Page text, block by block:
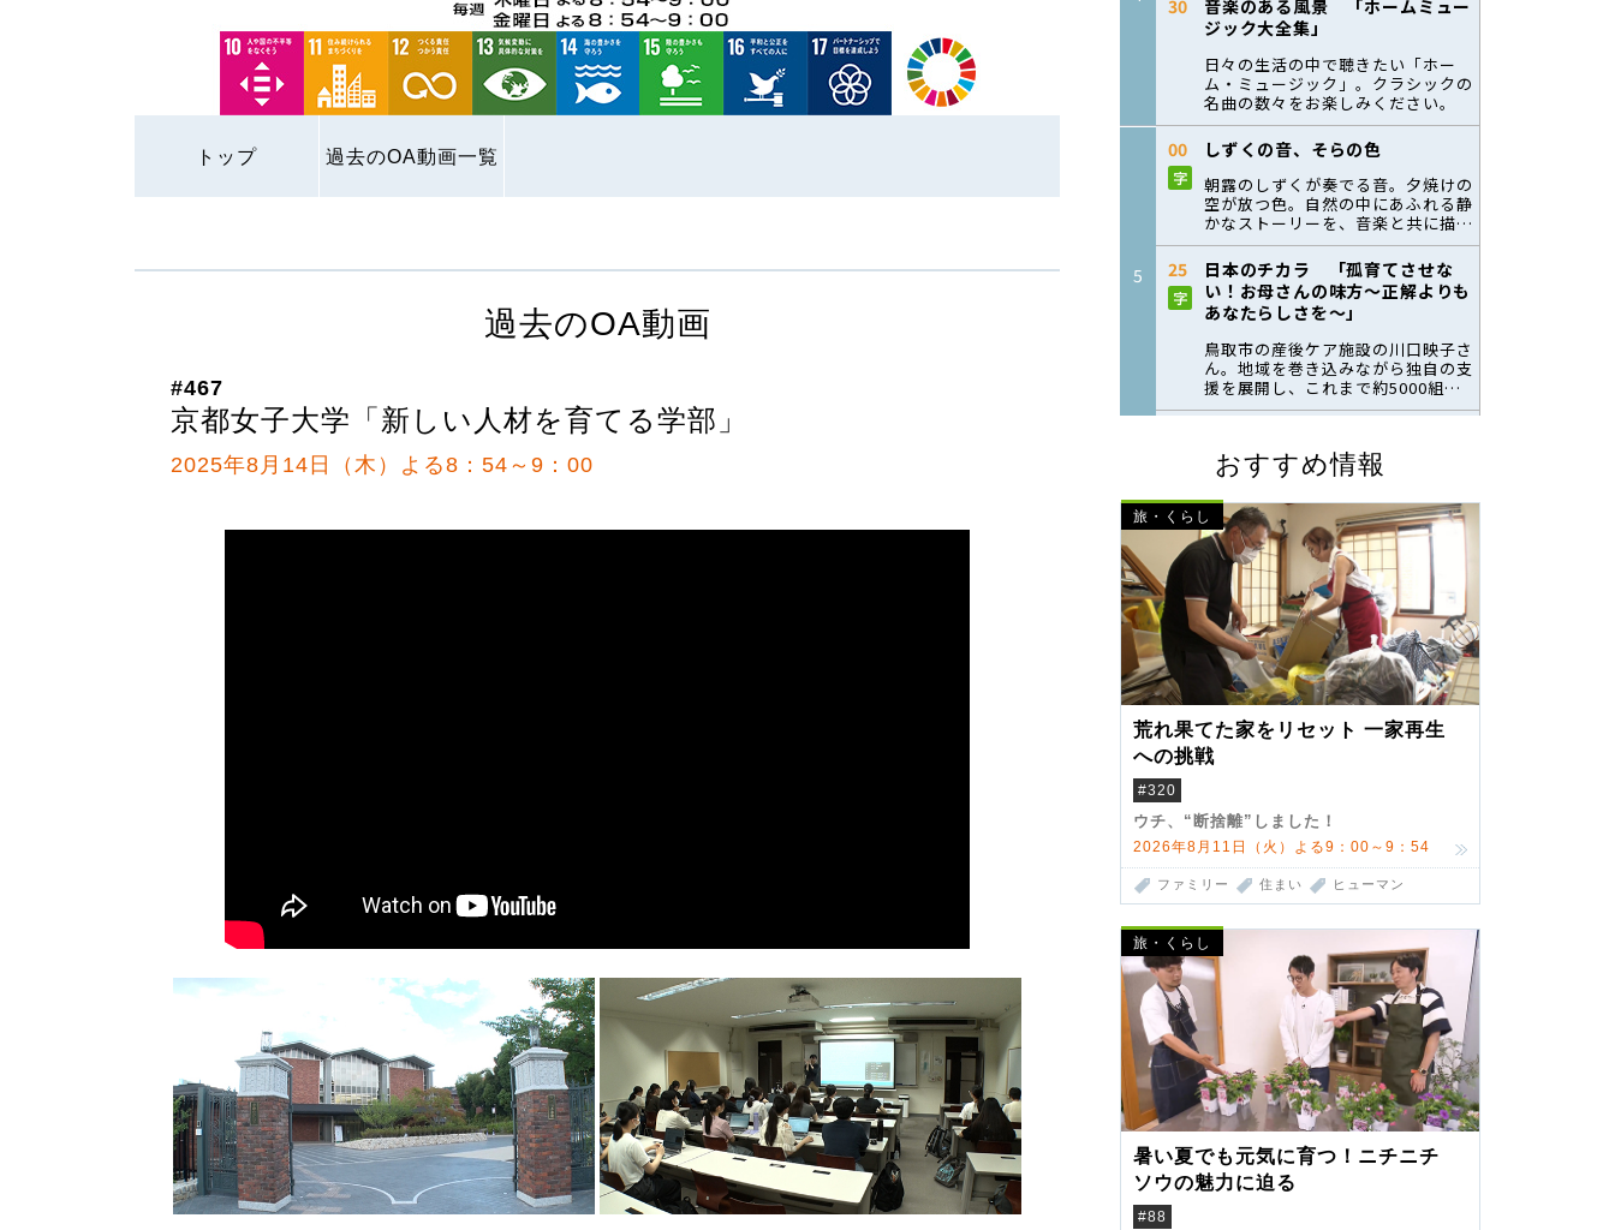
トップ 過去のOA動画一覧
おすすめ情報
旅・くらし
荒れ果てた家をリセット 一家再生
への挑戦
#320
ウチ、“断捨離”しました！
2026年8月11日（火）よる9：00～9：54
ファミリー 住まい ヒューマン
旅・くらし
暑い夏でも元気に育つ！ニチニチ
ソウの魅力に迫る
#88
過去のOA動画
#467
京都女子大学「新しい人材を育てる学部」
2025年8月14日（木）よる8：54～9：00